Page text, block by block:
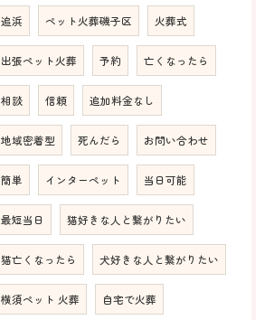
追浜 ペット火葬磯子区 火葬式
出張ペット火葬 予約 亡くなったら
相談 信頼 追加料金なし
地域密着型 死んだら お問い合わせ
簡単 インターペット 当日可能
最短当日 猫好きな人と繋がりたい
猫亡くなったら 犬好きな人と繋がりたい
横須ペット 火葬 自宅で火葬